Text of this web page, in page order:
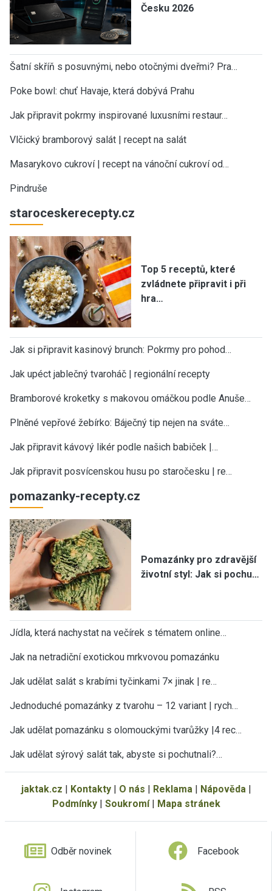
Česku 2026
Šatní skříň s posuvnými, nebo otočnými dveřmi? Pra…
Poke bowl: chuť Havaje, která dobývá Prahu
Jak připravit pokrmy inspirované luxusními restaur…
Vlčický bramborový salát | recept na salát
Masarykovo cukroví | recept na vánoční cukroví od…
Pindruše
staroceskerecepty.cz
Top 5 receptů, které
zvládnete připravit i při
hra…
Jak si připravit kasinový brunch: Pokrmy pro pohod…
Jak upéct jablečný tvaroháč | regionální recepty
Bramborové kroketky s makovou omáčkou podle Anuše…
Plněné vepřové žebírko: Báječný tip nejen na sváte…
Jak připravit kávový likér podle našich babiček |…
Jak připravit posvícenskou husu po staročesku | re…
pomazanky-recepty.cz
Pomazánky pro zdravější
životní styl: Jak si pochu…
Jídla, která nachystat na večírek s tématem online…
Jak na netradiční exotickou mrkvovou pomazánku
Jak udělat salát s krabími tyčinkami 7× jinak | re…
Jednoduché pomazánky z tvarohu – 12 variant | rych…
Jak udělat pomazánku s olomouckými tvarůžky |4 rec…
Jak udělat sýrový salát tak, abyste si pochutnali?…
jaktak.cz | Kontakty| O nás | Reklama| Nápověda|
Podmínky| Soukromí| Mapa stránek
Odběr novinek Facebook